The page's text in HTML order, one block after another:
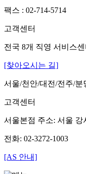
팩스 : 02-714-5714
고객센터
전국 8개 직영 서비스센
[찾아오시는 길]
서울/천안/대전/전주/분
고객센터
서울본점 주소: 서울 강
전화: 02-3272-1003
[AS 안내]